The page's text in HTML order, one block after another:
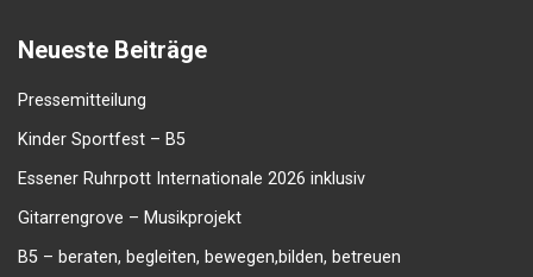
Neueste Beiträge
Pressemitteilung
Kinder Sportfest – B5
Essener Ruhrpott Internationale 2026 inklusiv
Gitarrengrove – Musikprojekt
B5 – beraten, begleiten, bewegen,bilden, betreuen